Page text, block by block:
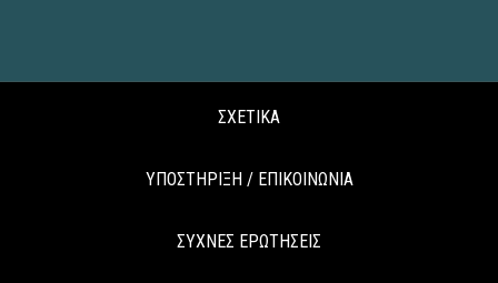
ΣΧΕΤΙΚΑ
ΥΠΟΣΤΗΡΙΞΗ / ΕΠΙΚΟΙΝΩΝΙΑ
ΣΥΧΝΕΣ ΕΡΩΤΗΣΕΙΣ